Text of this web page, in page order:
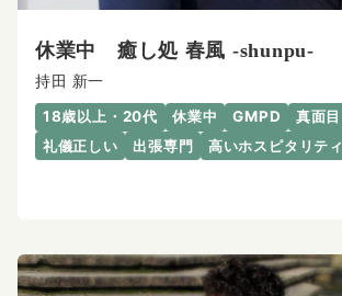
休業中 癒し処 春風 -shunpu-
持田 新一
18歳以上・20代 休業中 GMPD 真面目
礼儀正しい
出張専門 高いホスピタリティ